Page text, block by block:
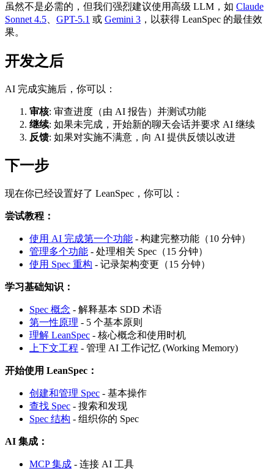
虽然不是必需的，但我们强烈建议使用高级 LLM，如 Claude
Sonnet 4.5
GPT-5.1 或 Gemini 3 ，以获得 LeanSpec 的最佳效
果。
开发之后
AI 完成实施后，你可以：
审核: 审查进度（由 AI 报告）并测试功能
继续: 如果未完成，开始新的聊天会话并要求 AI 继续
反馈: 如果对实施不满意，向 AI 提供反馈以改进
下一步
现在你已经设置好了 LeanSpec，你可以：
尝试教程：
使用 AI 完成第一个功能 - 构建完整功能（10 分钟）
管理多个功能 - 处理相关 Spec（15 分钟）
使用 Spec 重构 - 记录架构变更（15 分钟）
学习基础知识：
Spec 概念 - 解释基本 SDD 术语
第一性原理 - 5 个基本原则
理解 LeanSpec - 核心概念和使用时机
上下文工程 - 管理 AI 工作记忆 (Working Memory)
开始使用 LeanSpec：
创建和管理 Spec - 基本操作
查找 Spec - 搜索和发现
Spec 结构 - 组织你的 Spec
AI 集成：
MCP 集成 - 连接 AI 工具